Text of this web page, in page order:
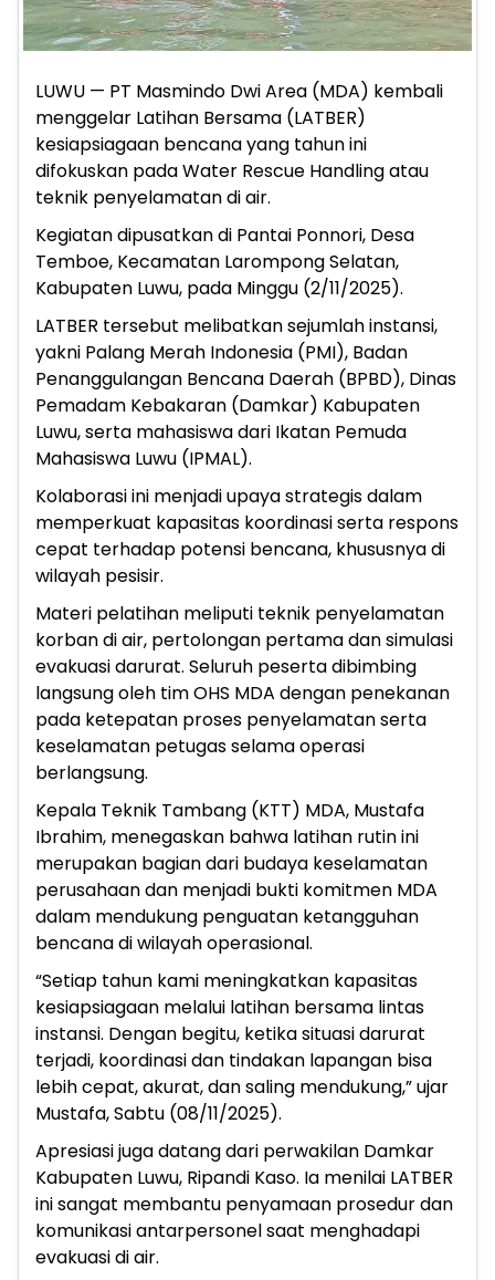
LUWU — PT Masmindo Dwi Area (MDA) kembali
menggelar Latihan Bersama (LATBER)
kesiapsiagaan bencana yang tahun ini
difokuskan pada Water Rescue Handling atau
teknik penyelamatan di air.
Kegiatan dipusatkan di Pantai Ponnori, Desa
Temboe, Kecamatan Larompong Selatan,
Kabupaten Luwu, pada Minggu (2/11/2025).
LATBER tersebut melibatkan sejumlah instansi,
yakni Palang Merah Indonesia (PMI), Badan
Penanggulangan Bencana Daerah (BPBD), Dinas
Pemadam Kebakaran (Damkar) Kabupaten
Luwu, serta mahasiswa dari Ikatan Pemuda
Mahasiswa Luwu (IPMAL).
Kolaborasi ini menjadi upaya strategis dalam
memperkuat kapasitas koordinasi serta respons
cepat terhadap potensi bencana, khususnya di
wilayah pesisir.
Materi pelatihan meliputi teknik penyelamatan
korban di air, pertolongan pertama dan simulasi
evakuasi darurat. Seluruh peserta dibimbing
langsung oleh tim OHS MDA dengan penekanan
pada ketepatan proses penyelamatan serta
keselamatan petugas selama operasi
berlangsung.
Kepala Teknik Tambang (KTT) MDA, Mustafa
Ibrahim, menegaskan bahwa latihan rutin ini
merupakan bagian dari budaya keselamatan
perusahaan dan menjadi bukti komitmen MDA
dalam mendukung penguatan ketangguhan
bencana di wilayah operasional.
“Setiap tahun kami meningkatkan kapasitas
kesiapsiagaan melalui latihan bersama lintas
instansi. Dengan begitu, ketika situasi darurat
terjadi, koordinasi dan tindakan lapangan bisa
lebih cepat, akurat, dan saling mendukung,” ujar
Mustafa, Sabtu (08/11/2025).
Apresiasi juga datang dari perwakilan Damkar
Kabupaten Luwu, Ripandi Kaso. Ia menilai LATBER
ini sangat membantu penyamaan prosedur dan
komunikasi antarpersonel saat menghadapi
evakuasi di air.